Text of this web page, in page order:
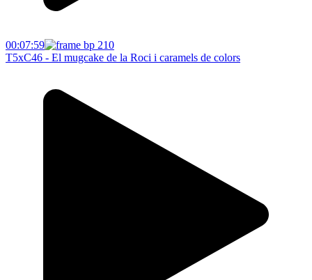
00:07:59
T5xC46 - El mugcake de la Roci i caramels de colors